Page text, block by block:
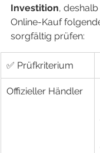
Investition,
Online-Kauf
sorgfältig prüfen:
✅ Prüfkriterium
Offizieller Händler